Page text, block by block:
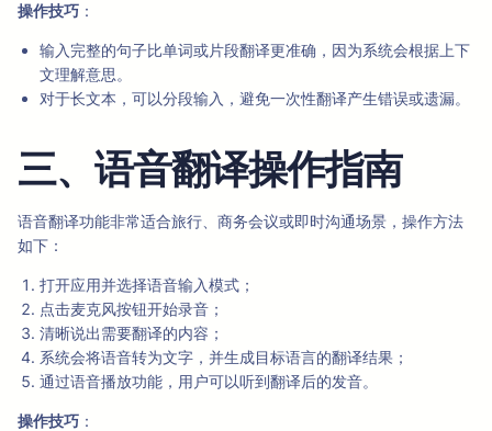
操作技巧 ：
输入完整的句子比单词或片段翻译更准确，因为系统会根据上下
文理解意思。
对于长文本，可以分段输入，避免一次性翻译产生错误或遗漏。
三、语音翻译操作指南
语音翻译功能非常适合旅行、商务会议或即时沟通场景，操作方法
如下：
打开应用并选择语音输入模式；
点击麦克风按钮开始录音；
清晰说出需要翻译的内容；
系统会将语音转为文字，并生成目标语言的翻译结果；
通过语音播放功能，用户可以听到翻译后的发音。
操作技巧 ：